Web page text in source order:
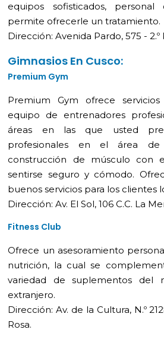
equipos sofisticados,
permite ofrecerle un tratamiento.
Dirección: Avenida Pardo, 575 - 2.º
Gimnasios En Cusco:
Premium Gym
Premium Gym ofrece
equipo de entrenadores
áreas en las que usted
profesionales en el área
construcción de músculo con
sentirse seguro y cómodo.
buenos servicios para los clientes
Dirección: Av. El Sol, 106 C.C. La
Fitness Club
Ofrece un asesoramiento
nutrición, la cual se
variedad de suplementos del
extranjero.
Dirección: Av. de la Cultura, N.º
Rosa.